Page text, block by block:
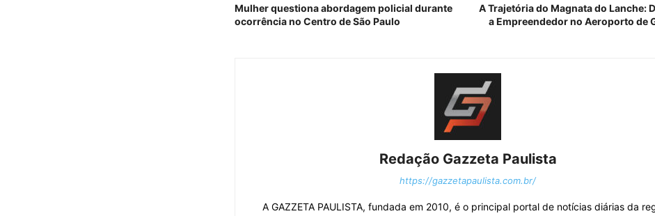
Mulher questiona abordagem policial durante
ocorrência no Centro de São Paulo
A Trajetória do Magnata do Lanche:
a Empreendedor no Aeroporto de
Redação Gazzeta Paulista
https://gazzetapaulista.com.br/
A GAZZETA PAULISTA, fundada em 2010, é o principal portal de notícias diárias da